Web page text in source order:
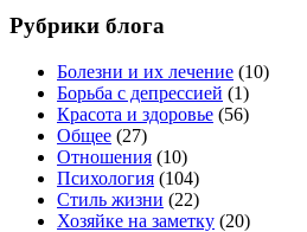
Рубрики блога
Болезни и их лечение (10)
Борьба с депрессией (1)
Красота и здоровье (56)
Общее (27)
Отношения (10)
Психология (104)
Стиль жизни (22)
Хозяйке на заметку (20)